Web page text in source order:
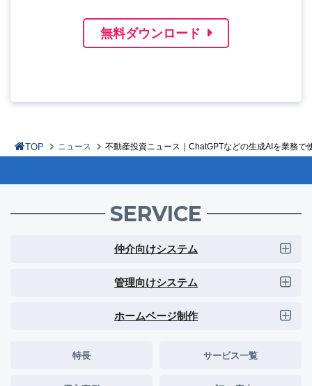
無料ダウンロード
TOP ニュース 不動産投資ニュース｜ChatGPTなどの生成AIを業務で
SERVICE
仲介向けシステム
管理向けシステム
ホームページ制作
特長 サービス一覧